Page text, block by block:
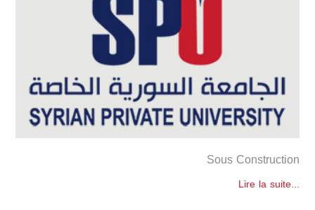
Sous Construction
Lire la suite...